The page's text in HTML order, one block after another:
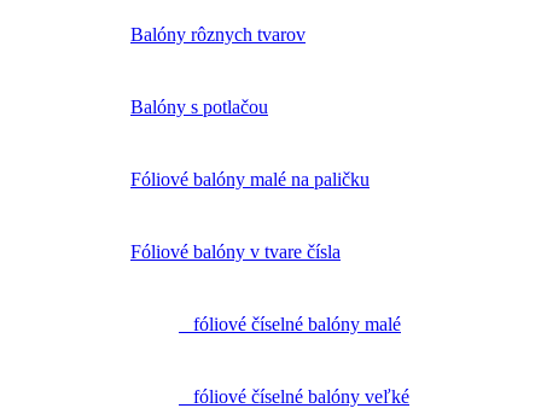
Balóny rôznych tvarov
Balóny s potlačou
Fóliové balóny malé na paličku
Fóliové balóny v tvare čísla
fóliové číselné balóny malé
fóliové číselné balóny veľké